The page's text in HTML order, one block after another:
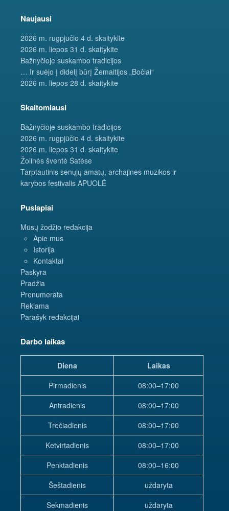
Naujausi
2026 m. rugpjūčio 4 d. skaitykite
2026 m. liepos 31 d. skaitykite
Bažnyčioje suskambo tradicijos
… Ir suėjo į didelį būrį Žemaitijos „Bočiai“
2026 m. liepos 28 d. skaitykite
Skaitomiausi
Bažnyčioje suskambo tradicijos
2026 m. rugpjūčio 4 d. skaitykite
2026 m. liepos 31 d. skaitykite
Žolinės šventė Šatėse
Tarptautinis senųjų amatų, archajinės muzikos ir
karybos festivalis APUOLĖ
Puslapiai
Mūsų žodžio redakcija
Apie mus
Istorija
Kontaktai
Paskyra
Pradžia
Prenumerata
Reklama
Parašyk redakcijai
Darbo laikas
Diena
Laikas
Pirmadienis
08:00–17:00
Antradienis
08:00–17:00
Trečiadienis
08:00–17:00
Ketvirtadienis
08:00–17:00
Penktadienis
08:00–16:00
Šeštadienis
uždaryta
Sekmadienis
uždaryta